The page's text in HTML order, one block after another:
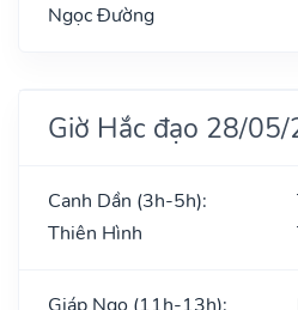
Ngọc Đường
Giờ Hắc đạo 28/
Canh Dần (3h-5h):
Thiên Hình